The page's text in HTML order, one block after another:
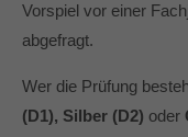
Vorspiel vor einer
abgefragt.
Wer die Prüfung
(D1), Silber (D2) oder